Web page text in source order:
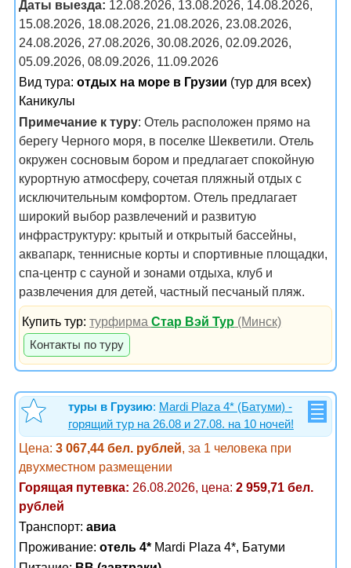
Даты выезда: 12.08.2026, 13.08.2026, 14.08.2026,
15.08.2026, 18.08.2026, 21.08.2026, 23.08.2026,
24.08.2026, 27.08.2026, 30.08.2026, 02.09.2026,
05.09.2026, 08.09.2026, 11.09.2026
Вид тура: отдых на море в Грузии (тур для всех)
Каникулы
Примечание к туру: Отель расположен прямо на
берегу Черного моря, в поселке Шекветили. Отель
окружен сосновым бором и предлагает спокойную
курортную атмосферу, сочетая пляжный отдых с
исключительным комфортом. Отель предлагает
широкий выбор развлечений и развитую
инфраструктуру: крытый и открытый бассейны,
аквапарк, теннисные корты и спортивные площадки,
спа‑центр с сауной и зонами отдыха, клуб и
развлечения для детей, частный песчаный пляж.
Купить тур:турфирмаСтар Вэй Тур (Минск)
Контакты по туру
туры в Грузию: Mardi Plaza 4* (Батуми) -
горящий тур на 26.08 и 27.08. на 10 ночей!
Цена: 3 067,44 бел. рублей, за 1 человека при
двухместном размещении
Горящая путевка: 26.08.2026, цена: 2 959,71 бел.
рублей
Транспорт: авиа
Проживание: отель 4* Mardi Plaza 4*, Батуми